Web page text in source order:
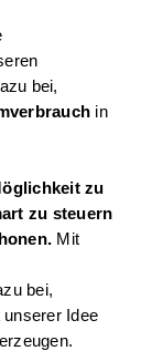
bei,
in
zu
zu steuern
Mit
bei,
Idee